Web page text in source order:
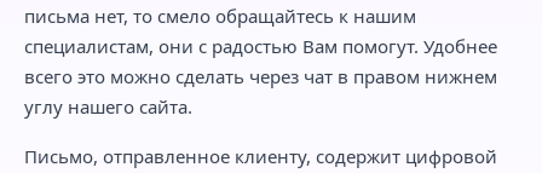
письма нет, то смело обращайтесь к нашим
специалистам, они с радостью Вам помогут. Удобнее
всего это можно сделать через чат в правом нижнем
углу нашего сайта.
Письмо, отправленное клиенту, содержит цифровой